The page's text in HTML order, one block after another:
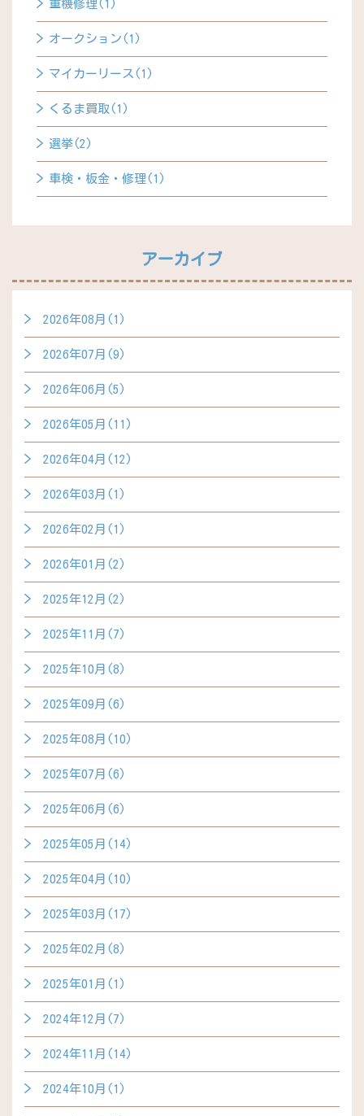
重機修理(1)
オークション(1)
マイカーリース(1)
くるま買取(1)
選挙(2)
車検・板金・修理(1)
アーカイブ
2026年08月(1)
2026年07月(9)
2026年06月(5)
2026年05月(11)
2026年04月(12)
2026年03月(1)
2026年02月(1)
2026年01月(2)
2025年12月(2)
2025年11月(7)
2025年10月(8)
2025年09月(6)
2025年08月(10)
2025年07月(6)
2025年06月(6)
2025年05月(14)
2025年04月(10)
2025年03月(17)
2025年02月(8)
2025年01月(1)
2024年12月(7)
2024年11月(14)
2024年10月(1)